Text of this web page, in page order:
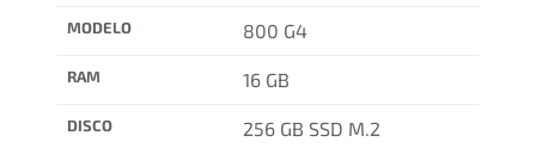
MODELO 800 G4
RAM 16 GB
DISCO 256 GB SSD M.2